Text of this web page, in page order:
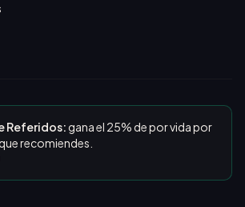
Referidos:gana el 25% de por vida por
recomiendes.